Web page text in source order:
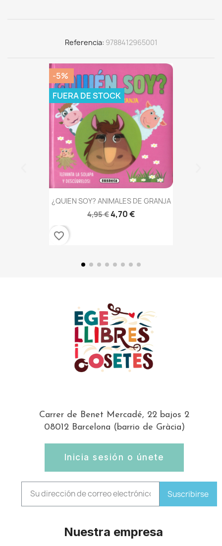
Referencia 9788412965001
¿QUIEN SOY? ANIMALES DE GRANJA
4,95 €4,70 €
-5%
FUERA DE STOCK
favorite_border
Carrer de Benet Mercadé, 22 bajos 2
08012 Barcelona (barrio de Gràcia)
Inicia sesión o únete
Suscribirse
Nuestra empresa